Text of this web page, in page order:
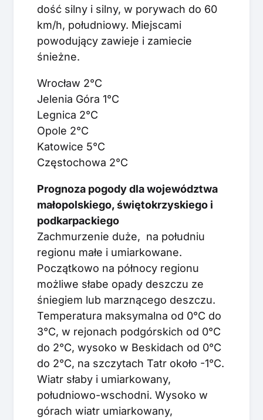
dość silny i silny, w porywach do 60
km/h, południowy. Miejscami
powodujący zawieje i zamiecie
śnieżne.
Wrocław 2°C
Jelenia Góra 1°C
Legnica 2°C
Opole 2°C
Katowice 5°C
Częstochowa 2°C
Prognoza pogody dla województwa
małopolskiego, świętokrzyskiego i
podkarpackiego
Zachmurzenie duże, na południu
regionu małe i umiarkowane.
Początkowo na północy regionu
możliwe słabe opady deszczu ze
śniegiem lub marznącego deszczu.
Temperatura maksymalna od 0°C do
3°C, w rejonach podgórskich od 0°C
do 2°C, wysoko w Beskidach od 0°C
do 2°C, na szczytach Tatr około -1°C.
Wiatr słaby i umiarkowany,
południowo-wschodni. Wysoko w
górach wiatr umiarkowany,